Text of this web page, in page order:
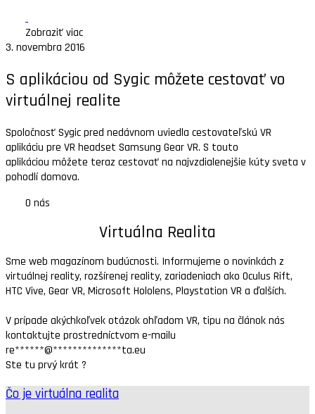
Zobraziť viac
3. novembra 2016
S aplikáciou od Sygic môžete cestovať vo
virtuálnej realite
Spoločnosť Sygic pred nedávnom uviedla cestovateľskú VR
aplikáciu pre VR headset Samsung Gear VR. S touto
aplikáciou môžete teraz cestovať na najvzdialenejšie kúty sveta v
pohodlí domova.
O nás
Virtuálna Realita
Sme web magazínom budúcnosti. Informujeme o novinkách z
virtuálnej reality, rozšírenej reality, zariadeniach ako Oculus Rift,
HTC Vive, Gear VR, Microsoft Hololens, Playstation VR a ďalších.
V prípade akýchkoľvek otázok ohľadom VR, tipu na článok nás
kontaktujte prostredníctvom e-mailu
re******@**************ta.eu
Ste tu prvý krát ?
Čo je virtuálna realita